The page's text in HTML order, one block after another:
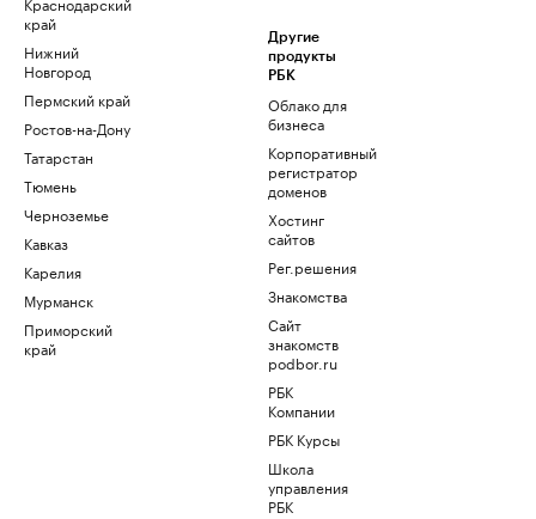
край
Нижний
Новгород
Пермский край
Ростов-на-Дону
Татарстан
Тюмень
Черноземье
Кавказ
Карелия
Мурманск
Приморский
край
Другие
продукты
РБК
Облако для
бизнеса
Корпоративный
регистратор
доменов
Хостинг
сайтов
Рег.решения
Знакомства
Сайт
знакомств
podbor.ru
РБК
Компании
РБК Курсы
Школа
управления
РБК